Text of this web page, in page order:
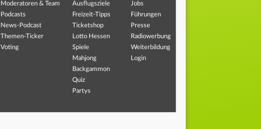
Moderatoren & Team
Podcasts
News-Podcast
Themen-Ticker
Voting
Ausflugsziele
Freizeit-Tipps
Ticketshop
Lotto Hessen
Spiele
Mahjong
Backgammon
Quiz
Partys
Jobs
Führungen
Presse
Radiowerbung
Weiterbildung
Login